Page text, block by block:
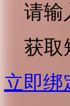
请输
获取
立即绑